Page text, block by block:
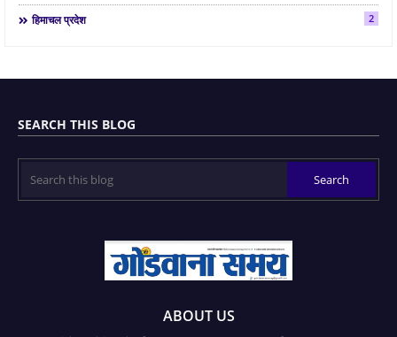
हिमाचल प्रदेश 2
SEARCH THIS BLOG
ABOUT US